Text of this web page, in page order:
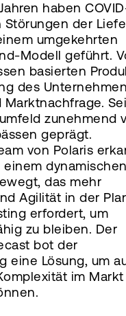
haben
der
umgekehrten
Modell geführt.
basierten
des
Marktnachfrage.
zunehmend
geprägt.
von Polaris
dynamischen
das mehr
Agilität in der
erfordert, um
zu bleiben. Der
bot der
eine Lösung, um
im Markt